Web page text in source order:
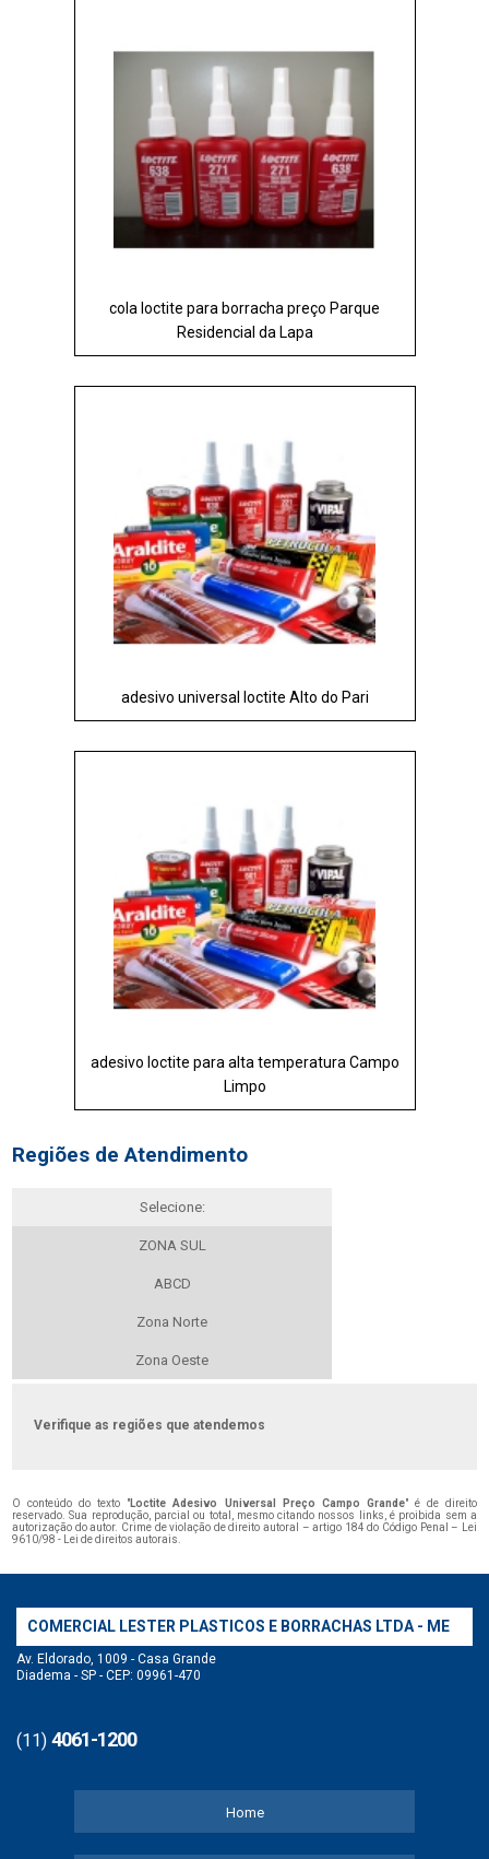
cola loctite para borracha preço Parque
Residencial da Lapa
adesivo universal loctite Alto do Pari
adesivo loctite para alta temperatura Campo
Limpo
Regiões de Atendimento
Selecione:
ZONA SUL
ABCD
Zona Norte
Zona Oeste
Verifique as regiões que atendemos
O conteúdo do texto "Loctite Adesivo Universal Preço Campo Grande" é de direito
reservado. Sua reprodução, parcial ou total, mesmo citando nossos links, é proibida sem a
autorização do autor. Crime de violação de direito autoral – artigo 184 do Código Penal –
Lei
9610/98 - Lei de direitos autorais
COMERCIAL LESTER PLASTICOS E BORRACHAS LTDA - ME
Av. Eldorado, 1009 - Casa Grande
Diadema - SP - CEP: 09961-470
(11) 4061-1200
Home